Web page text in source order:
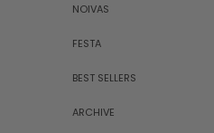
NOIVAS
FESTA
BEST SELLERS
ARCHIVE